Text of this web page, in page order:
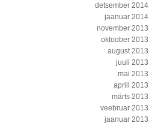
detsember 2014
jaanuar 2014
november 2013
oktoober 2013
august 2013
juuli 2013
mai 2013
aprill 2013
märts 2013
veebruar 2013
jaanuar 2013